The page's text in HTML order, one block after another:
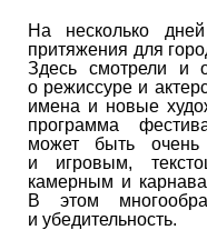
На несколько
притяжения для
Здесь смотрели и
о режиссуре и
имена и новые
программа
может быть
и игровым,
камерным и
В этом
и убедительность.